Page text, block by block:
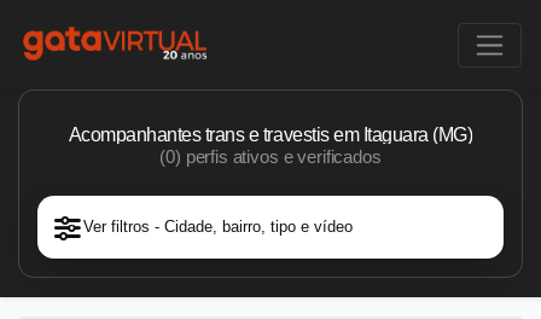
Acompanhantes trans e travestis em Itaguara (MG)
(0) perfis ativos e verificados
Ver filtros - Cidade, bairro, tipo e vídeo